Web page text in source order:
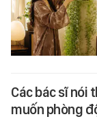
Các bác sĩ nói
muốn phòng